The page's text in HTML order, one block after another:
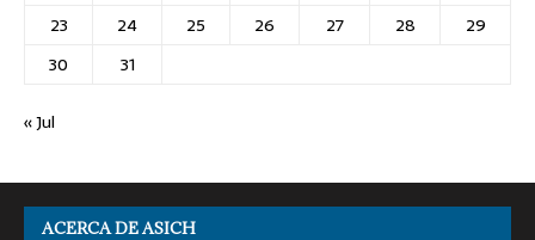
23
24 25 26 27 28
29
30
31
« Jul
ACERCA DE ASICH